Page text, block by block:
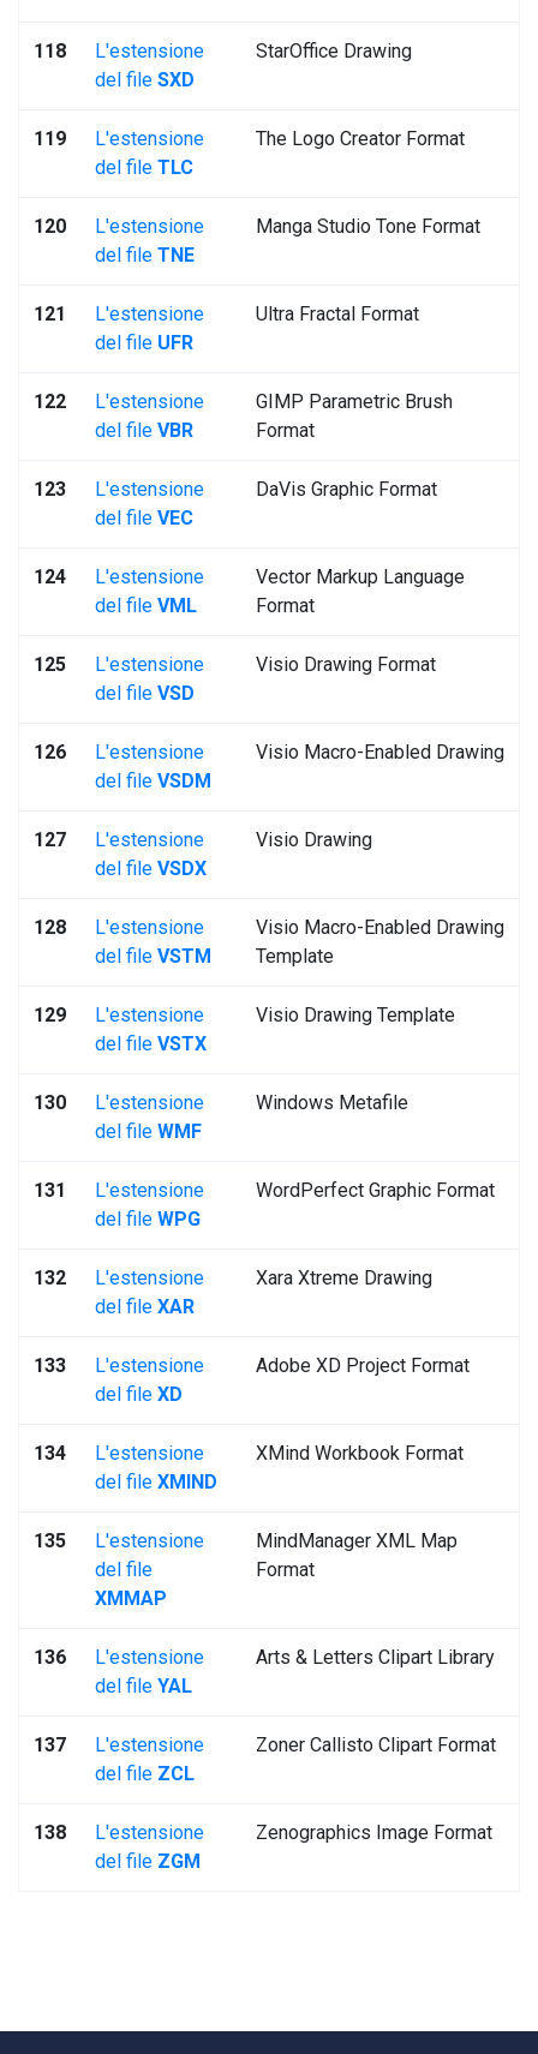
118
L'estensione
del file SXD
StarOffice Drawing
119
L'estensione
del file TLC
The Logo Creator Format
120
L'estensione
del file TNE
Manga Studio Tone Format
121
L'estensione
del file UFR
Ultra Fractal Format
122
L'estensione
del file VBR
GIMP Parametric Brush
Format
123
L'estensione
del file VEC
DaVis Graphic Format
124
L'estensione
del file VML
Vector Markup Language
Format
125
L'estensione
del file VSD
Visio Drawing Format
126
L'estensione
del file VSDM
Visio Macro-Enabled Drawing
127
L'estensione
del file VSDX
Visio Drawing
128
L'estensione
del file VSTM
Visio Macro-Enabled Drawing
Template
129
L'estensione
del file VSTX
Visio Drawing Template
130
L'estensione
del file WMF
Windows Metafile
131
L'estensione
del file WPG
WordPerfect Graphic Format
132
L'estensione
del file XAR
Xara Xtreme Drawing
133
L'estensione
del file XD
Adobe XD Project Format
134
L'estensione
del file XMIND
XMind Workbook Format
135
L'estensione
del file
XMMAP
MindManager XML Map
Format
136
L'estensione
del file YAL
Arts & Letters Clipart Library
137
L'estensione
del file ZCL
Zoner Callisto Clipart Format
138
L'estensione
del file ZGM
Zenographics Image Format